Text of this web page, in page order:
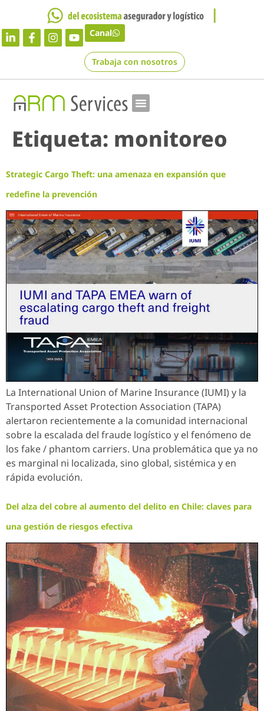
Canal
Trabaja con nosotros
Etiqueta: monitoreo
Strategic Cargo Theft: una amenaza en expansión que
redefine la prevención
La International Union of Marine Insurance (IUMI) y la
Transported Asset Protection Association (TAPA)
alertaron recientemente a la comunidad internacional
sobre la escalada del fraude logístico y el fenómeno de
los fake / phantom carriers. Una problemática que ya no
es marginal ni localizada, sino global, sistémica y en
rápida evolución.
Del alza del cobre al aumento del delito en Chile: claves para
una gestión de riesgos efectiva